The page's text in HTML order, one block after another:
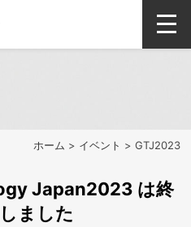
ホーム > イベント > GTJ2023
Japan2023 は終
ました